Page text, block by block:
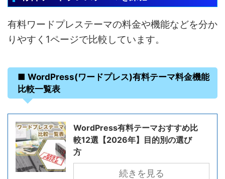
有料ワードプレステーマの料金や機能などを分か
りやすく1ページで比較しています。
■ WordPress(ワードプレス)有料テーマ料金機能
比較一覧表
WordPress有料テーマおすすめ比
較12選【2026年】目的別の選び
方
続きを見る